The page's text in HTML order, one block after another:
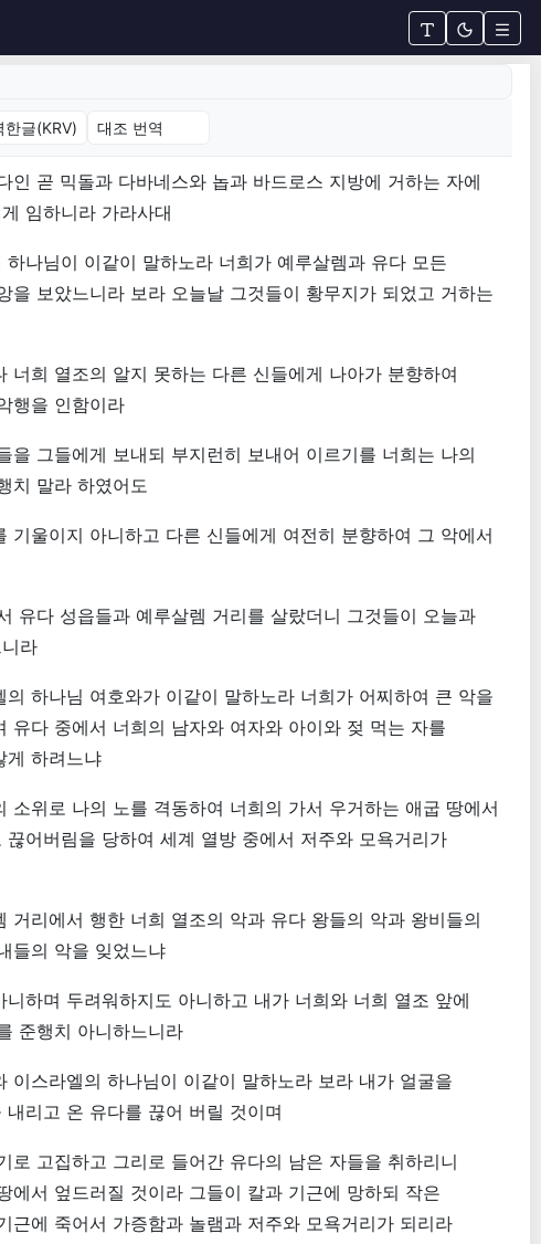
(개역한글(KRV))
인 곧 믹돌과 다바네스와 놉과 바드로스 지방에 거하는 자에
임하니라 가라사대
나님이 이같이 말하노라 너희가 예루살렘과 유다 모든
을 보았느니라 보라 오늘날 그것들이 황무지가 되었고 거하는
너희 열조의 알지 못하는 다른 신들에게 나아가 분향하여
행을 인함이라
을 그들에게 보내되 부지런히 보내어 이르기를 너희는 나의
치 말라 하였어도
기울이지 아니하고 다른 신들에게 여전히 분향하여 그 악에서
유다 성읍들과 예루살렘 거리를 살랐더니 그것들이 오늘과
라
하나님 여호와가 이같이 말하노라 너희가 어찌하여 큰 악을
유다 중에서 너희의 남자와 여자와 아이와 젖 먹는 자를
게 하려느냐
소위로 나의 노를 격동하여 너희의 가서 우거하는 애굽 땅에서
어버림을 당하여 세계 열방 중에서 저주와 모욕거리가
거리에서 행한 너희 열조의 악과 유다 왕들의 악과 왕비들의
들의 악을 잊었느냐
하며 두려워하지도 아니하고 내가 너희와 너희 열조 앞에
준행치 아니하느니라
이스라엘의 하나님이 이같이 말하노라 보라 내가 얼굴을
리고 온 유다를 끊어 버릴 것이며
로 고집하고 그리로 들어간 유다의 남은 자들을 취하리니
에서 엎드러질 것이라 그들이 칼과 기근에 망하되 작은
근에 죽어서 가증함과 놀램과 저주와 모욕거리가 되리라